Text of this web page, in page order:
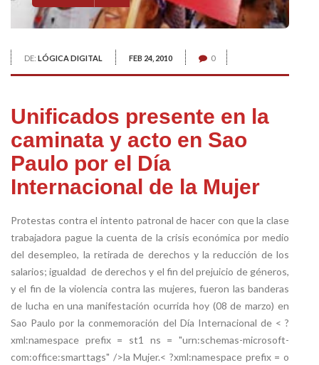
DE: LÓGICA DIGITAL FEB 24, 2010 0
Unificados presente en la
caminata y acto en Sao
Paulo por el Día
Internacional de la Mujer
Protestas contra el intento patronal de hacer con que la clase
trabajadora pague la cuenta de la crisis económica por medio
del desempleo, la retirada de derechos y la reducción de los
salarios; igualdad de derechos y el fin del prejuicio de géneros,
y el fin de la violencia contra las mujeres, fueron las banderas
de lucha en una manifestación ocurrida hoy (08 de marzo) en
Sao Paulo por la conmemoración del Día Internacional de < ?
xml:namespace prefix = st1 ns = "urn:schemas-microsoft-
com:office:smarttags" />la Mujer.< ?xml:namespace prefix = o